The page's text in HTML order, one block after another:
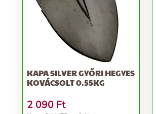
KAPA SILVER GYŐRI HEGYES
KOVÁCSOLT 0.55KG
2 090 Ft